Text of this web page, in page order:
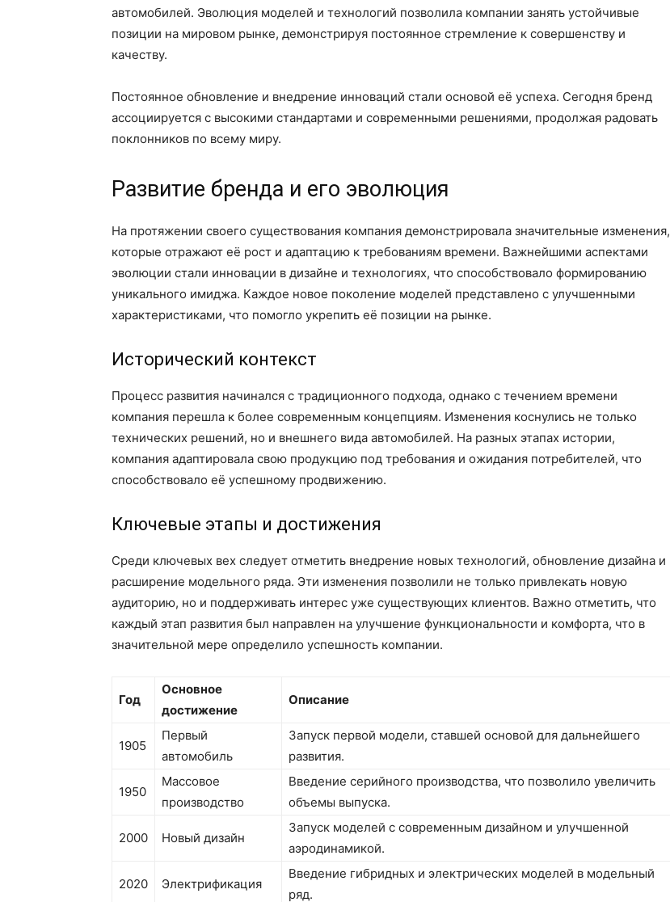
автомобилей. Эволюция моделей и технологий позволила компании занять устойчивые
позиции на мировом рынке, демонстрируя постоянное стремление к совершенству и
качеству.
Постоянное обновление и внедрение инноваций стали основой её успеха. Сегодня бренд
ассоциируется с высокими стандартами и современными решениями, продолжая радовать
поклонников по всему миру.
Развитие бренда и его эволюция
На протяжении своего существования компания демонстрировала значительные изменения,
которые отражают её рост и адаптацию к требованиям времени. Важнейшими аспектами
эволюции стали инновации в дизайне и технологиях, что способствовало формированию
уникального имиджа. Каждое новое поколение моделей представлено с улучшенными
характеристиками, что помогло укрепить её позиции на рынке.
Исторический контекст
Процесс развития начинался с традиционного подхода, однако с течением времени
компания перешла к более современным концепциям. Изменения коснулись не только
технических решений, но и внешнего вида автомобилей. На разных этапах истории,
компания адаптировала свою продукцию под требования и ожидания потребителей, что
способствовало её успешному продвижению.
Ключевые этапы и достижения
Среди ключевых вех следует отметить внедрение новых технологий, обновление дизайна и
расширение модельного ряда. Эти изменения позволили не только привлекать новую
аудиторию, но и поддерживать интерес уже существующих клиентов. Важно отметить, что
каждый этап развития был направлен на улучшение функциональности и комфорта, что в
значительной мере определило успешность компании.
Год
Основное
достижение
Описание
1905
Первый
автомобиль
Запуск первой модели, ставшей основой для дальнейшего
развития.
1950
Массовое
производство
Введение серийного производства, что позволило увеличить
объемы выпуска.
2000 Новый дизайн
Запуск моделей с современным дизайном и улучшенной
аэродинамикой.
2020 Электрификация
Введение гибридных и электрических моделей в модельный
ряд.